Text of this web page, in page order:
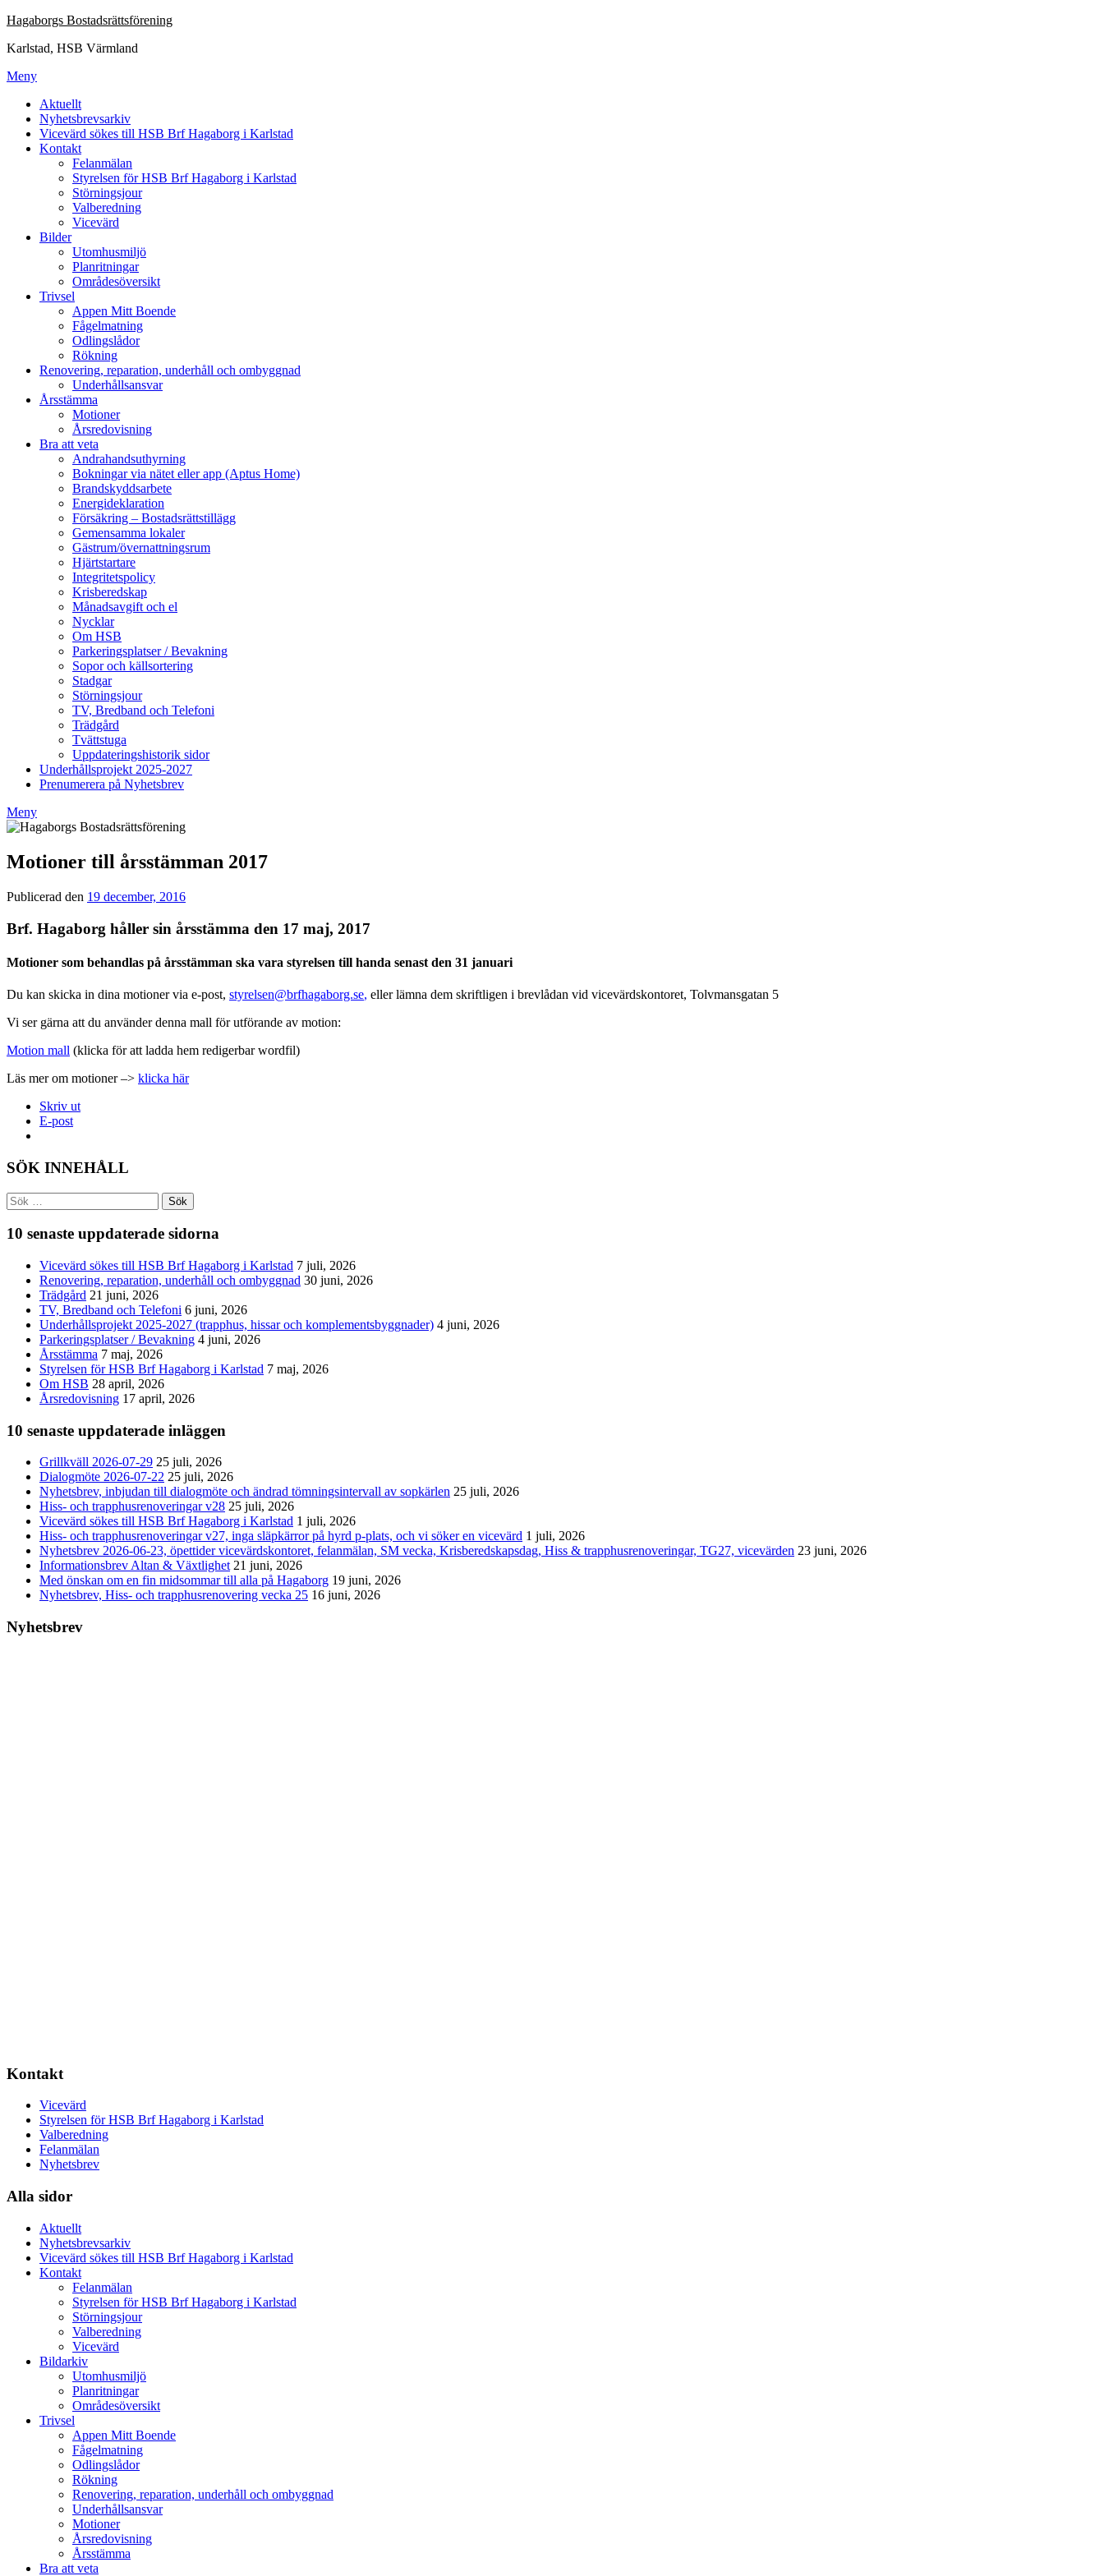
Hoppa
innehåll
Hagaborgs Bostadsrättsförening
Karlstad, HSB Värmland
Meny
Aktuellt
Nyhetsbrevsarkiv
Vicevärd sökes till HSB Brf Hagaborg i Karlstad
Kontakt
Felanmälan
Styrelsen för HSB Brf Hagaborg i Karlstad
Störningsjour
Valberedning
Vicevärd
Bilder
Utomhusmiljö
Planritningar
Områdesöversikt
Trivsel
Appen Mitt Boende
Fågelmatning
Odlingslådor
Rökning
Renovering, reparation, underhåll och ombyggnad
Underhållsansvar
Årsstämma
Motioner
Årsredovisning
Bra att veta
Andrahandsuthyrning
Bokningar via nätet eller app (Aptus Home)
Brandskyddsarbete
Energideklaration
Försäkring – Bostadsrättstillägg
Gemensamma lokaler
Gästrum/övernattningsrum
Hjärtstartare
Integritetspolicy
Krisberedskap
Månadsavgift och el
Nycklar
Om HSB
Parkeringsplatser / Bevakning
Sopor och källsortering
Stadgar
Störningsjour
TV, Bredband och Telefoni
Trädgård
Tvättstuga
Uppdateringshistorik sidor
Underhållsprojekt 2025-2027
Prenumerera på Nyhetsbrev
Meny
Motioner till årsstämman 2017
Publicerad den 19 december, 2016
BRF
Brf. Hagaborg håller sin årsstämma den 17 maj, 2017
Motioner som behandlas på årsstämman ska vara styrelsen till handa senast den 31 januari
Du kan skicka in dina motioner via e-post, styrelsen@brfhagaborg.se, eller lämna dem skriftligen i brevlådan vid vicevärdskontoret, Tolvmansgatan 5
Vi ser gärna att du använder denna mall för utförande av motion:
Motion mall (klicka för att ladda hem redigerbar wordfil)
Läs mer om motioner –> klicka här
Skriv ut
E-post
SÖK INNEHÅLL
Sök
efter:
10 senaste uppdaterade sidorna
Vicevärd sökes till HSB Brf Hagaborg i Karlstad 7 juli, 2026
Renovering, reparation, underhåll och ombyggnad 30 juni, 2026
Trädgård 21 juni, 2026
TV, Bredband och Telefoni 6 juni, 2026
Underhållsprojekt 2025-2027 (trapphus, hissar och komplementsbyggnader) 4 juni, 2026
Parkeringsplatser / Bevakning 4 juni, 2026
Årsstämma 7 maj, 2026
Styrelsen för HSB Brf Hagaborg i Karlstad 7 maj, 2026
Om HSB 28 april, 2026
Årsredovisning 17 april, 2026
10 senaste uppdaterade inläggen
Grillkväll 2026-07-29 25 juli, 2026
Dialogmöte 2026-07-22 25 juli, 2026
Nyhetsbrev, inbjudan till dialogmöte och ändrad tömningsintervall av sopkärlen 25 juli, 2026
Hiss- och trapphusrenoveringar v28 25 juli, 2026
Vicevärd sökes till HSB Brf Hagaborg i Karlstad 1 juli, 2026
Hiss- och trapphusrenoveringar v27, inga släpkärror på hyrd p-plats, och vi söker en vicevärd 1 juli, 2026
Nyhetsbrev 2026-06-23, öpettider vicevärdskontoret, felanmälan, SM vecka, Krisberedskapsdag, Hiss & trapphusrenoveringar, TG27, vicevärden 23 juni, 2026
Informationsbrev Altan & Växtlighet 21 juni, 2026
Med önskan om en fin midsommar till alla på Hagaborg 19 juni, 2026
Nyhetsbrev, Hiss- och trapphusrenovering vecka 25 16 juni, 2026
Nyhetsbrev
Kontakt
Vicevärd
Styrelsen för HSB Brf Hagaborg i Karlstad
Valberedning
Felanmälan
Nyhetsbrev
Alla sidor
Aktuellt
Nyhetsbrevsarkiv
Vicevärd sökes till HSB Brf Hagaborg i Karlstad
Kontakt
Felanmälan
Styrelsen för HSB Brf Hagaborg i Karlstad
Störningsjour
Valberedning
Vicevärd
Bildarkiv
Utomhusmiljö
Planritningar
Områdesöversikt
Trivsel
Appen Mitt Boende
Fågelmatning
Odlingslådor
Rökning
Renovering, reparation, underhåll och ombyggnad
Underhållsansvar
Motioner
Årsredovisning
Årsstämma
Bra att veta